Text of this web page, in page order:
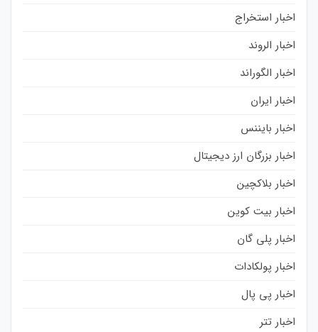
اخبار استخراج
اخبار الروند
اخبار الگوراند
اخبار ایران
اخبار بایننس
اخبار بزرگان ارز دیجیتال
اخبار بلاکچین
اخبار بیت کوین
اخبار پلی گان
اخبار پولکادات
اخبار پی پال
اخبار تتر